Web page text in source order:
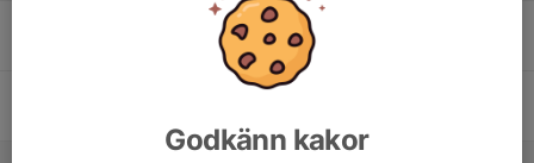
Godkänn kakor